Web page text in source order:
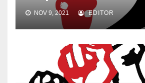
NOV 9, 2021 EDITOR